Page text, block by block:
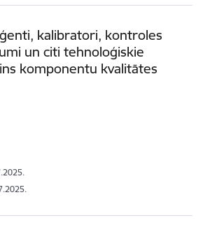
kalibratori, kontroles
un citi tehnoloģiskie
komponentu kvalitātes